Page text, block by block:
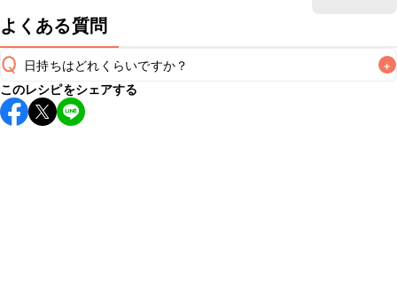
よくある質問
Q 日持ちはどれくらいですか？ +
こちらのレシピは出来たてをお召し上がりいただくことをお
すすめします。
このレシピをシェアする